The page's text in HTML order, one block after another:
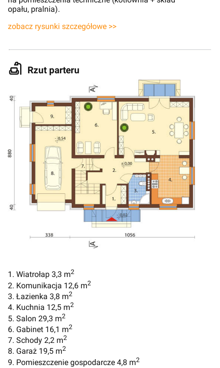
opału, pralnia).
zobacz rysunki szczegółowe >>
Rzut parteru
1. Wiatrołap 3,3 m2
2. Komunikacja 12,6 m2
3. Łazienka 3,8 m2
4. Kuchnia 12,5 m2
5. Salon 29,3 m2
6. Gabinet 16,1 m2
7. Schody 2,2 m2
8. Garaż 19,5 m2
9. Pomieszczenie gospodarcze 4,8 m2